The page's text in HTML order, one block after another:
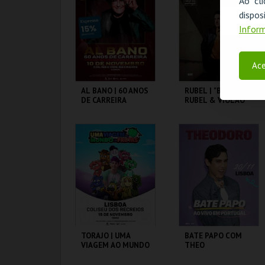
MAIS INFO
COMPRAR
AL BANO | 60 ANOS
DE CARREIRA
COLISEU DE LISBOA
MAIS INFO
COMPRAR
RUBEL | "BELEZA.
RUBEL & VIOLÃO"
MAIS INFO
COMPRAR
TORAJO | UMA
VIAGEM AO MUNDO
BATE PAPO COM
THEO